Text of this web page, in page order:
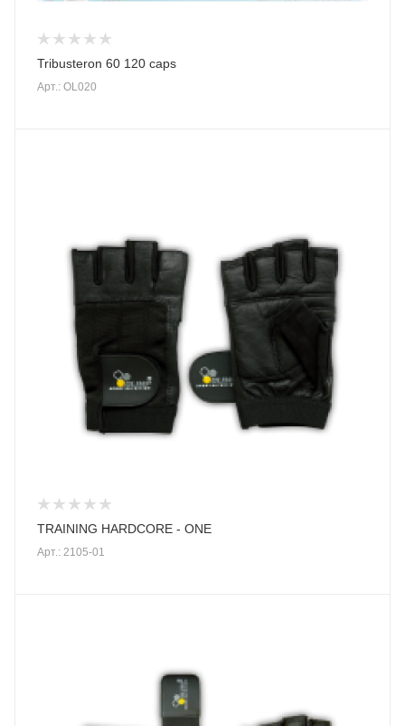
Tribusteron 60 120 caps
Арт.: OL020
TRAINING HARDCORE - ONE
Арт.: 2105-01